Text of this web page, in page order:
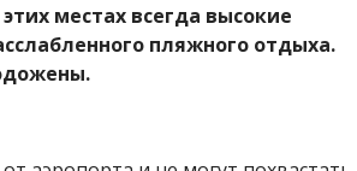
местах всегда высокие
пляжного отдыха.